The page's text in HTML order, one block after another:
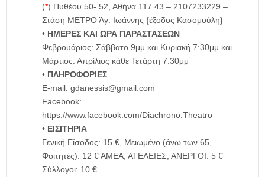
(*) Πυθέου 50- 52, Αθήνα 117 43 – 2107233229 –
Στάση ΜΕΤΡΟ Άγ. Ιωάννης {έξοδος Κασομούλη}
• ΗΜΕΡΕΣ ΚΑΙ ΩΡΑ ΠΑΡΑΣΤΑΣΕΩΝ
Φεβρουάριος: Σάββατο 9μμ και Κυριακή 7:30μμ και
Μάρτιος: Απρίλιος κάθε Τετάρτη 7:30μμ
• ΠΛΗΡΟΦΟΡΙΕΣ
E-mail: gdanessis@gmail.com
Facebook:
https://www.facebook.com/Diachrono.Theatro
• ΕΙΣΙΤΗΡΙΑ
Γενική Είσοδος: 15 €, Μειωμένο (άνω των 65,
Φοιτητές): 12 € ΑΜΕΑ, ΑΤΕΛΕΙΕΣ, ΑΝΕΡΓΟΙ: 5 €
Σύλλογοι: 10 €